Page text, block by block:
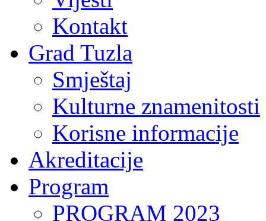
Kontakt
Grad Tuzla
Smještaj
Kulturne znamenitosti
Korisne informacije
Akreditacije
Program
PROGRAM 2023